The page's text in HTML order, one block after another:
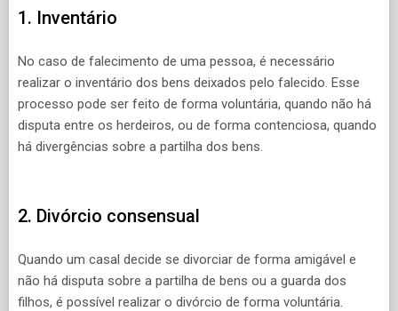
1. Inventário
No caso de falecimento de uma pessoa, é necessário
realizar o inventário dos bens deixados pelo falecido. Esse
processo pode ser feito de forma voluntária, quando não há
disputa entre os herdeiros, ou de forma contenciosa, quando
há divergências sobre a partilha dos bens.
2. Divórcio consensual
Quando um casal decide se divorciar de forma amigável e
não há disputa sobre a partilha de bens ou a guarda dos
filhos, é possível realizar o divórcio de forma voluntária.